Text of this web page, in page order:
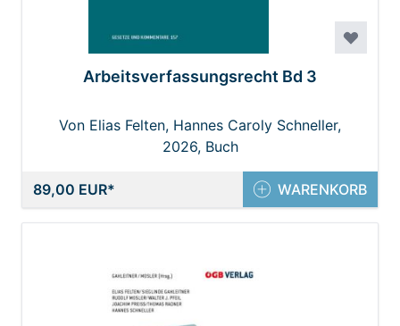
Arbeitsverfassungsrecht Bd 3
Von Elias Felten, Hannes Caroly Schneller,
Joachim Preiss, Susanne Auer-Mayer,
Wolfgang Goricnik M.B.L.
2026, Buch
89,00 EUR WARENKORB